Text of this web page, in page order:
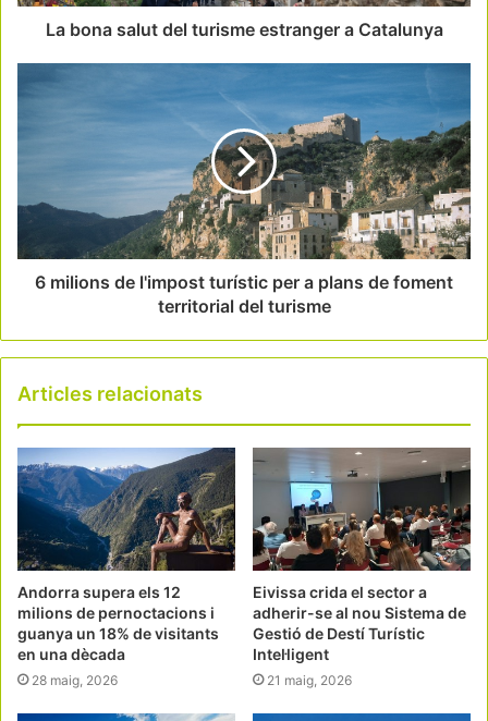
La bona salut del turisme estranger a Catalunya
6 milions de l'impost turístic per a plans de foment
territorial del turisme
Articles relacionats
Andorra supera els 12
milions de pernoctacions i
guanya un 18% de visitants
en una dècada
28 maig, 2026
Eivissa crida el sector a
adherir-se al nou Sistema de
Gestió de Destí Turístic
Intel·ligent
21 maig, 2026